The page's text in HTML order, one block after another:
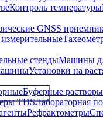
Контроль температуры
GNSS
стендыМашины
Установки на
Буферные растворы
TDSЛабораторная
Рефрактометры